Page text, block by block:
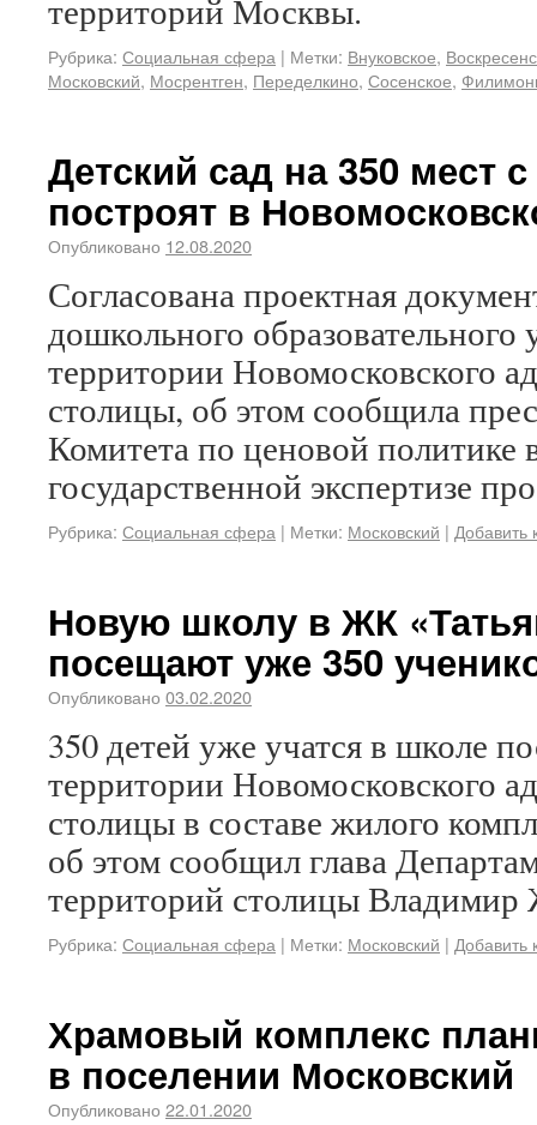
территорий Москвы.
Рубрика: Социальная сфера | Метки: Внуковское,
Московский, Мосрентген, Переделкино, Сосенское,
Детский сад на 350 мест
построят в
Опубликовано 12.08.2020
Согласована проектная
дошкольного
территории Новомосковского
столицы, об этом сообщила
Комитета по ценовой политике
государственной экспертизе
Рубрика: Социальная сфера | Метки: Московский | Добавить
Новую школу в ЖК
посещают уже 350
Опубликовано 03.02.2020
350 детей уже учатся в школе
территории Новомосковского
столицы в составе жилого
об этом сообщил глава
территорий столицы
Рубрика: Социальная сфера | Метки: Московский | Добавить
Храмовый комплекс
в поселении Московский
Опубликовано 22.01.2020